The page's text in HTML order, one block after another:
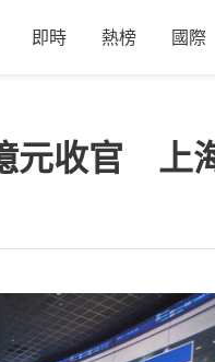
即時 熱榜 國際
元收官 上